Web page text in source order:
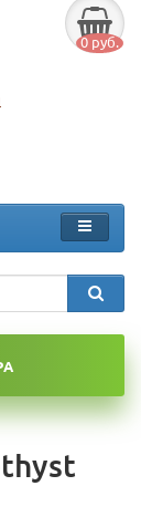
0 руб.